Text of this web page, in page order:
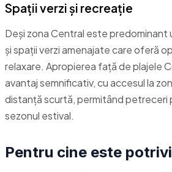
Spații verzi și recreație
Deși zona Central este predominant
și spații verzi amenajate care oferă
relaxare. Apropierea față de plajele
avantaj semnificativ, cu accesul la
distanță scurtă, permitând petreceri
sezonul estival.
Pentru cine este